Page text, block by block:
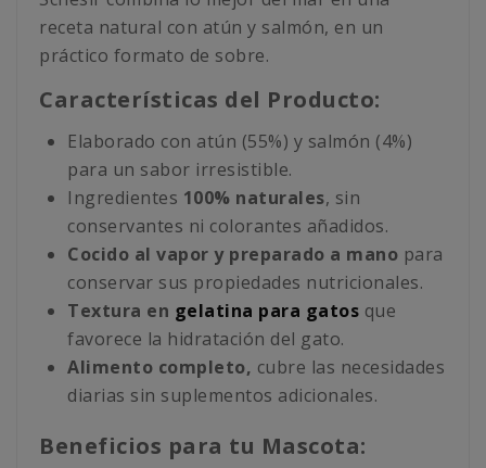
receta natural con atún y salmón, en un
práctico formato de sobre.
Características del Producto:
Elaborado con atún (55%) y salmón (4%)
para un sabor irresistible.
Ingredientes 100% naturales, sin
conservantes ni colorantes añadidos.
Cocido al vapor y preparado a mano para
conservar sus propiedades nutricionales.
Textura en gelatina para gatos que
favorece la hidratación del gato.
Alimento completo, cubre las necesidades
diarias sin suplementos adicionales.
Beneficios para tu Mascota: